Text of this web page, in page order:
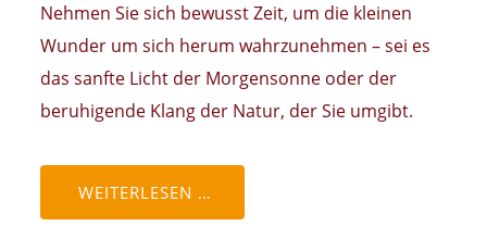
Nehmen Sie sich bewusst Zeit, um die kleinen
Wunder um sich herum wahrzunehmen – sei es
das sanfte Licht der Morgensonne oder der
beruhigende Klang der Natur, der Sie umgibt.
WEITERLESEN …